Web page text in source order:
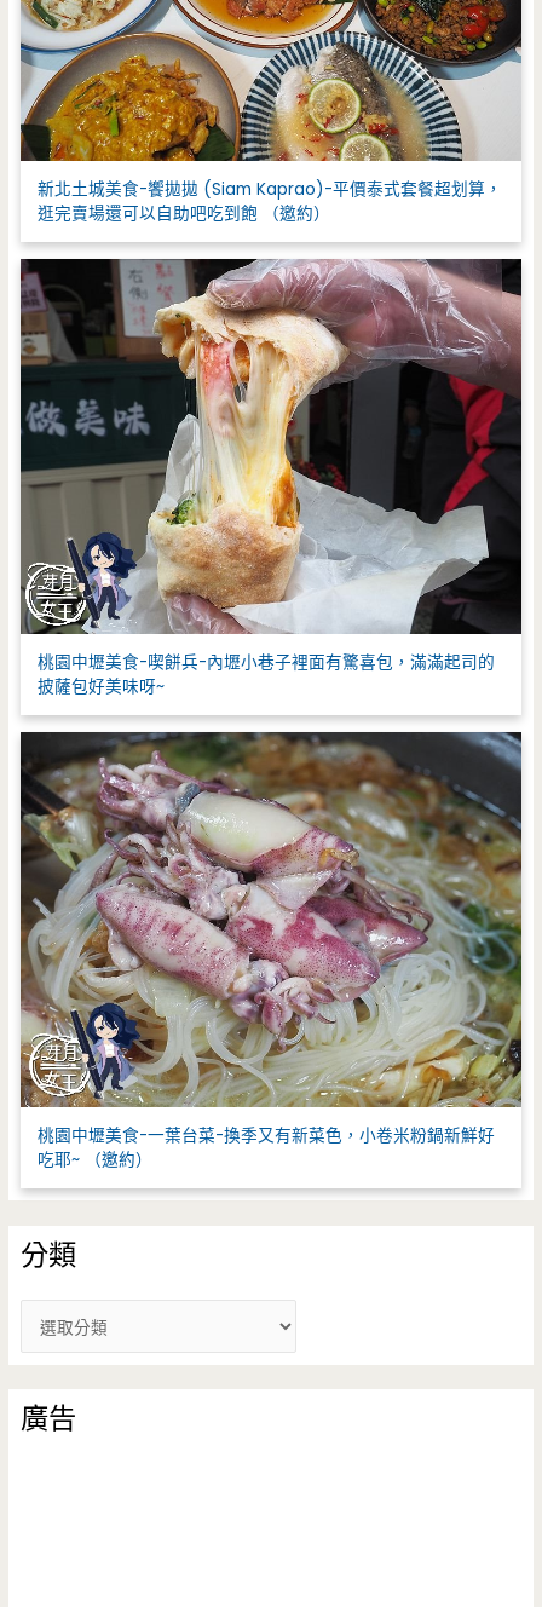
新北土城美食-饗拋拋 (Siam Kaprao)-平價泰式套餐超划算，
逛完賣場還可以自助吧吃到飽 （邀約）
桃園中壢美食-喫餅兵-內壢小巷子裡面有驚喜包，滿滿起司的
披薩包好美味呀~
桃園中壢美食-一葉台菜-換季又有新菜色，小卷米粉鍋新鮮好
吃耶~ （邀約）
分類
類
廣告